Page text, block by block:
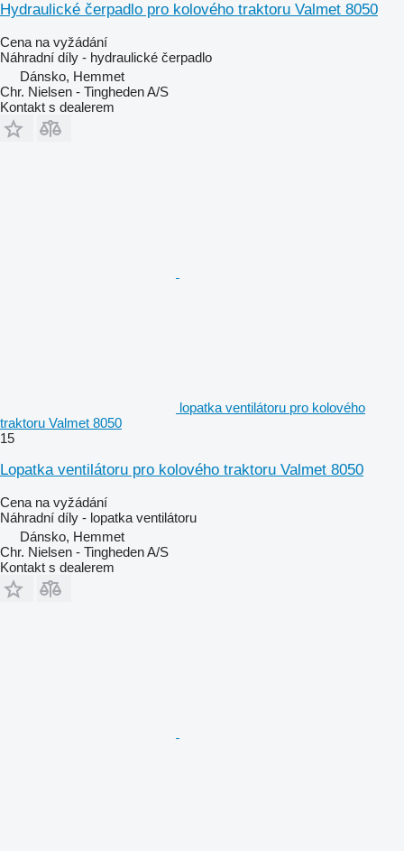
Hydraulické čerpadlo pro kolového traktoru Valmet 8050
Cena na vyžádání
Náhradní díly - hydraulické čerpadlo
Dánsko, Hemmet
Chr. Nielsen - Tingheden A/S
Kontakt s dealerem
lopatka ventilátoru pro kolového
traktoru Valmet 8050
15
Lopatka ventilátoru pro kolového traktoru Valmet 8050
Cena na vyžádání
Náhradní díly - lopatka ventilátoru
Dánsko, Hemmet
Chr. Nielsen - Tingheden A/S
Kontakt s dealerem